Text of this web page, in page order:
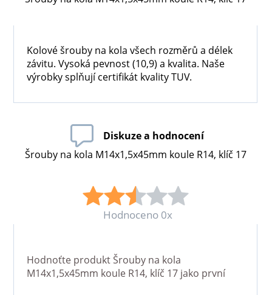
Kolové šrouby na kola všech rozměrů a délek
závitu. Vysoká pevnost (10,9) a kvalita. Naše
výrobky splňují certifikát kvality TUV.
Diskuze a hodnocení
Šrouby na kola M14x1,5x45mm koule R14, klíč 17
Hodnoceno 0x
Hodnoťte produktŠrouby na kola
M14x1,5x45mm koule R14, klíč 17jako první